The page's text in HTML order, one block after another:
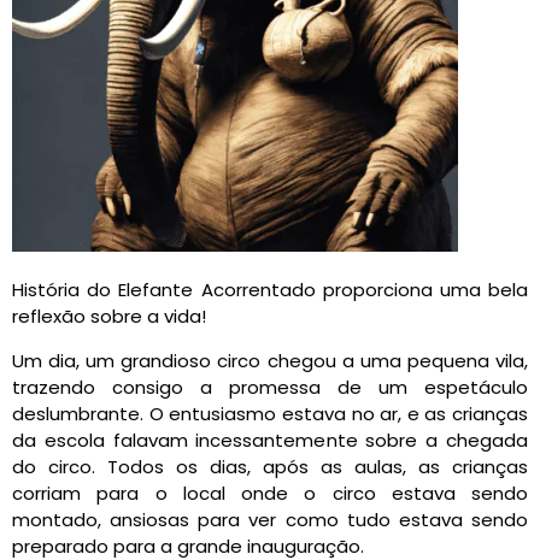
História do Elefante Acorrentado proporciona uma bela
reflexão sobre a vida!
Um dia, um grandioso circo chegou a uma pequena vila,
trazendo consigo a promessa de um espetáculo
deslumbrante. O entusiasmo estava no ar, e as crianças
da escola falavam incessantemente sobre a chegada
do circo. Todos os dias, após as aulas, as crianças
corriam para o local onde o circo estava sendo
montado, ansiosas para ver como tudo estava sendo
preparado para a grande inauguração.